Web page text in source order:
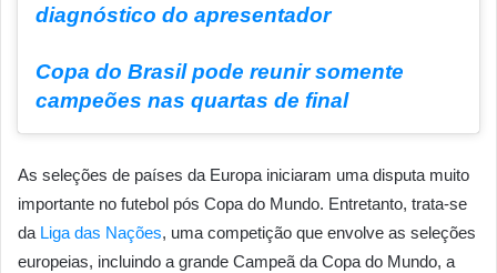
diagnóstico do apresentador
Copa do Brasil pode reunir somente
campeões nas quartas de final
As seleções de países da Europa iniciaram uma disputa muito
importante no futebol pós Copa do Mundo. Entretanto, trata-se
da Liga das Nações, uma competição que envolve as seleções
europeias, incluindo a grande Campeã da Copa do Mundo, a